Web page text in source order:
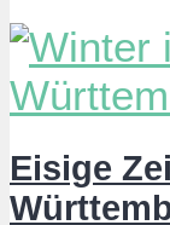
Eisige